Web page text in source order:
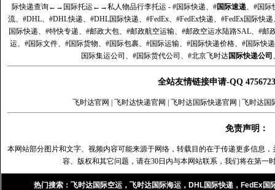
际快递查询 ←→ 国际托运←→私人物品行李托运 - #国际快递、#国际速递、#国际
流、#DHL、#DHL快递、#DHL国际快递、#FedEx、#FedEx快递、#FedEx国际快
国际快递、#特快专递、#邮政大包、#邮政航空运输、#邮政空运水陆路SAL、#
运、#国际文件、#国际货物、#国际包裹、#国际运输、#国际快递价格、#国际快
国际集运公司、#国际货代公司、#北京飞时达国际快递公司
全站友情链接申请-QQ
飞时达官网 飞时达快递官网 飞时达国际快递官网 飞时达国
免责声明：
本网站部分图片和文字、视频内容可能来源于网络，转载目的在于传递更多信息
容、版权和其它问题，请在30日内与本网站联系，我们将在第一
热门搜索： 飞时达国际空运 ， 飞时达国际海运 ， DHL国际快递 ， FedEx国